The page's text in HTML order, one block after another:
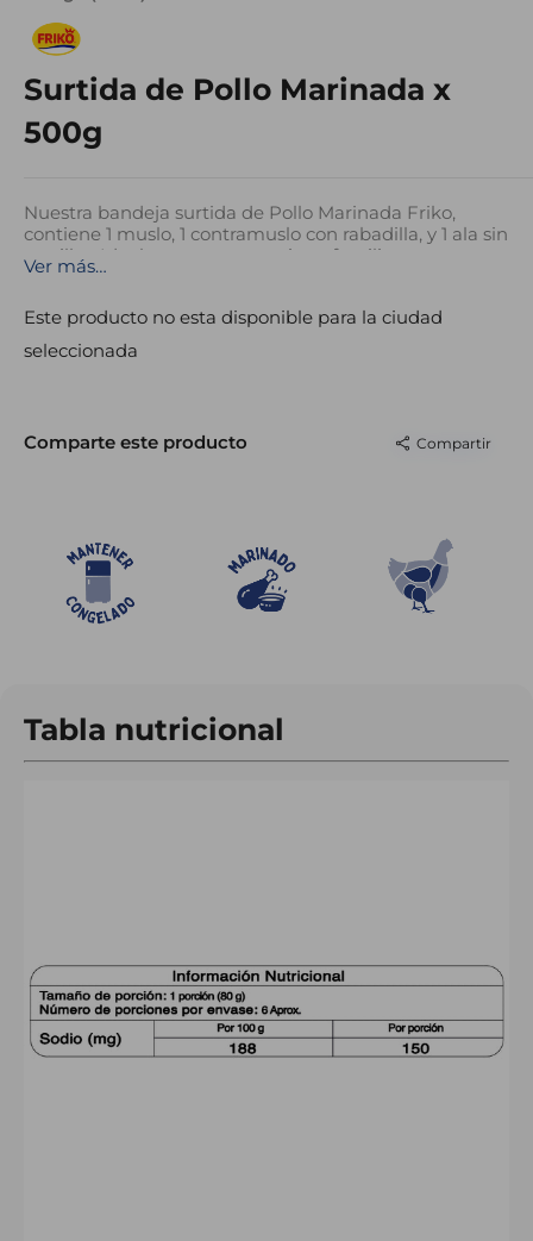
Surtida de Pollo Marinada x
500g
Nuestra bandeja surtida de Pollo Marinada Friko,
contiene 1 muslo, 1 contramuslo con rabadilla, y 1 ala sin
costillar. Ideales para compartir en familia.
Producto marinado
Ver más…
Este producto no esta disponible para la ciudad
seleccionada
Comparte este producto Compartir
Tabla nutricional